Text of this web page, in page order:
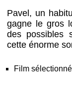
Pavel, un
gagne le gros
des possibles
cette énorme
Film